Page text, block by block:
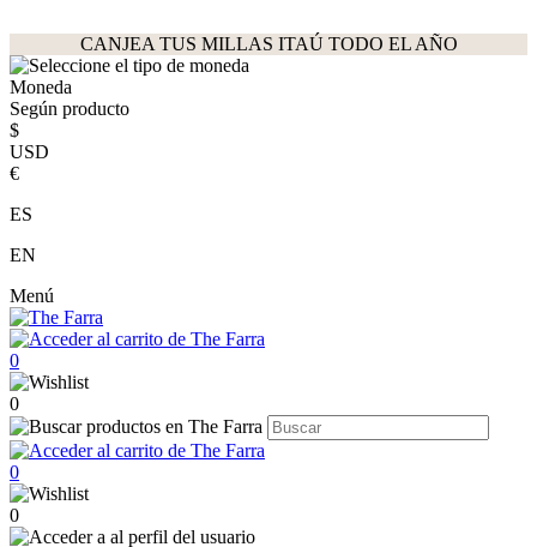
CANJEA TUS MILLAS ITAÚ TODO EL AÑO
Moneda
Según producto
$
USD
€
ES
EN
Menú
0
0
0
0